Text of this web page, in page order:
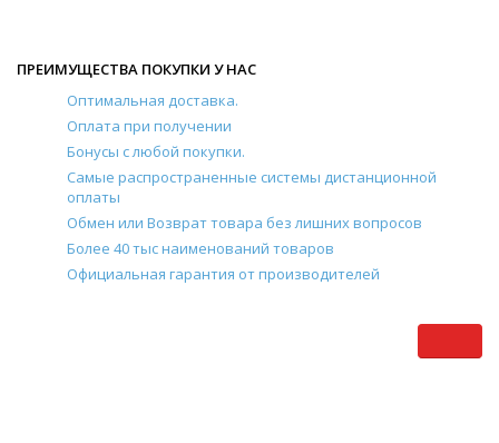
ПРЕИМУЩЕСТВА ПОКУПКИ У НАС
Оптимальная доставка.
Оплата при получении
Бонусы с любой покупки.
Самые распространенные системы дистанционной
оплаты
Обмен или Возврат товара без лишних вопросов
Более 40 тыс наименований товаров
Официальная гарантия от производителей